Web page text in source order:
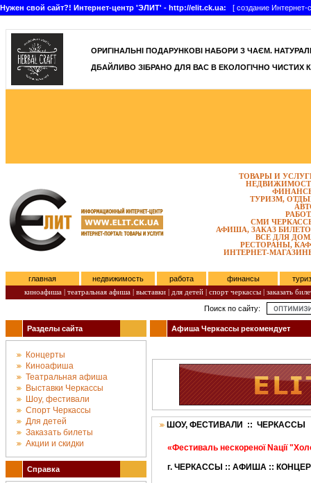
Нужен свой сайт?! Интернет-центр 'ЭЛИТ' - http://elit.ck.ua: [ создание Интернет-
]
ОРИГІНАЛЬНІ ПОДАРУНКОВІ НАБОРИ З ЧАЄМ.
ДБАЙЛИВО ЗІБРАНО ДЛЯ ВАС В ЕКОЛОГІЧНО ЧИСТИХ
ТОВАРЫ И
ТУРИЗМ,
СМИ
АФИША, ЗАКАЗ
ВСЕ ДЛЯ
РЕСТОРАНЫ,
ИНТЕРНЕТ-
главная недвижимость работа финансы
киноафиша | театральная афиша | выставки | для детей | спорт черкассы | заказать
Поиск по сайту:
Разделы сайта
Концерты
Киноафиша
Театральная афиша
Выставки Черкассы
Шоу, фестивали
Спорт Черкассы
Для детей
Заказать билеты
Акции и скидки
Справка
Афиша Черкассы рекомендует
ШОУ, ФЕСТИВАЛИ :: ЧЕРКАССЫ
«Фестиваль нескореної Nації
г. ЧЕРКАССЫ :: АФИША ::